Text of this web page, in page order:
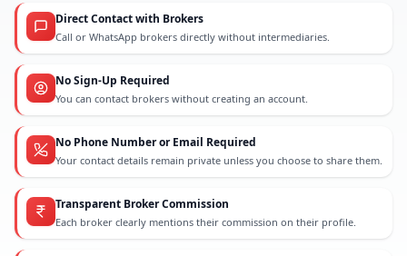
Direct Contact with Brokers
Call or WhatsApp brokers directly without intermediaries.
No Sign-Up Required
You can contact brokers without creating an account.
No Phone Number or Email Required
Your contact details remain private unless you choose to share them.
Transparent Broker Commission
Each broker clearly mentions their commission on their profile.